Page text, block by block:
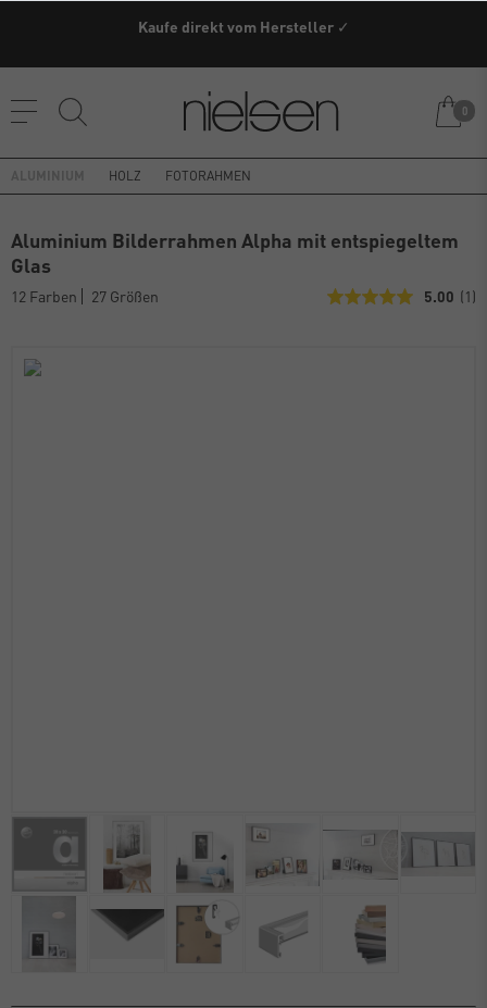
Kaufe direkt vom Hersteller ✓
0
HOLZ FOTORAHMEN
Aluminium Bilderrahmen Alpha mit entspiegeltem
Glas
12 Farben 27 Größen 5.00 (1)